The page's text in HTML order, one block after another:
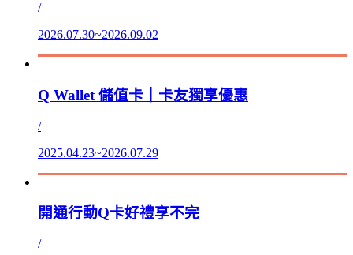
/
2026.07.30~2026.09.02
Q Wallet 儲值卡｜卡友獨享優惠
/
2025.04.23~2026.07.29
開通行動Q卡好禮享不完
/